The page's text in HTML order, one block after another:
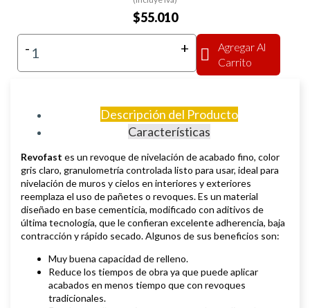
$55.010
- +
Agregar Al
Carrito
Descripción del Producto
Características
Revofast es un revoque de nivelación de acabado fino, color
gris claro, granulometría controlada listo para usar, ideal para
nivelación de muros y cielos en interiores y exteriores
reemplaza el uso de pañetes o revoques. Es un material
diseñado en base cementicia, modificado con aditivos de
última tecnología, que le confieran excelente adherencia, baja
contracción y rápido secado. Algunos de sus beneficios son:
Muy buena capacidad de relleno.
Reduce los tiempos de obra ya que puede aplicar
acabados en menos tiempo que con revoques
tradicionales.